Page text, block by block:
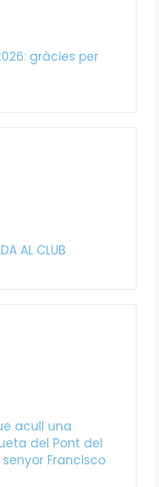
gràcies per
AL CLUB
acull una
del Pont del
Francisco